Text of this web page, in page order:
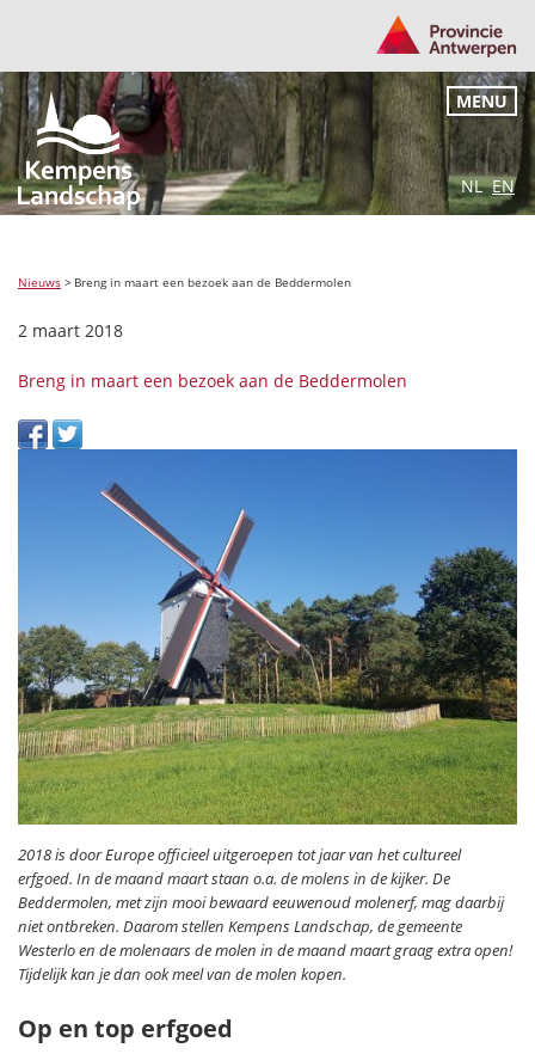
NL EN
MENU
Nieuws > Breng in maart een bezoek aan de Beddermolen
2 maart 2018
Breng in maart een bezoek aan de Beddermolen
2018 is door Europe officieel uitgeroepen tot jaar van het cultureel
erfgoed. In de maand maart staan o.a. de molens in de kijker. De
Beddermolen, met zijn mooi bewaard eeuwenoud molenerf, mag daarbij
niet ontbreken. Daarom stellen Kempens Landschap, de gemeente
Westerlo en de molenaars de molen in de maand maart graag extra open!
Tijdelijk kan je dan ook meel van de molen kopen.
Op en top erfgoed